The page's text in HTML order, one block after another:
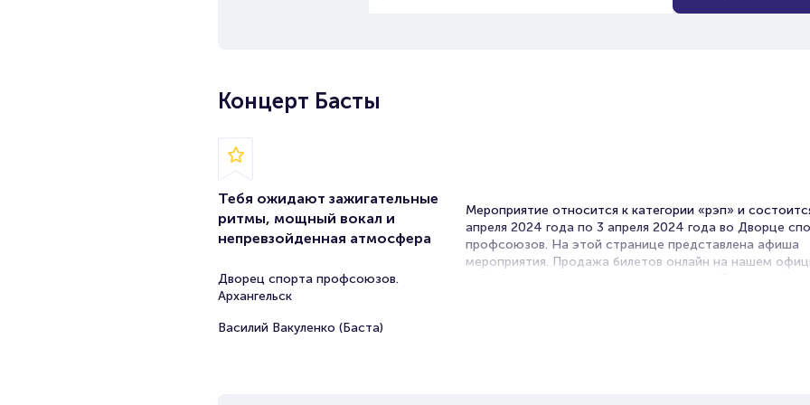
Концерт Басты
Тебя ожидают зажигательные
ритмы, мощный вокал и
непревзойденная атмосфера
Дворец спорта профсоюзов.
Архангельск
Василий Вакуленко (Баста)
Мероприятие относится к категории «рэп» и
апреля 2024 года по 3 апреля 2024 года во Дворце
профсоюзов. На этой странице представлена афиша
мероприятия. Продажа билетов онлайн на нашем